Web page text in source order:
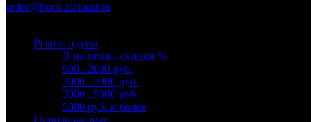
order@from-zlatoust.ru
Рекомендуем
В наличии, скидки %
900...2000 руб.
2000...3000 руб.
3000...5000 руб.
5000 руб. и более
Производители